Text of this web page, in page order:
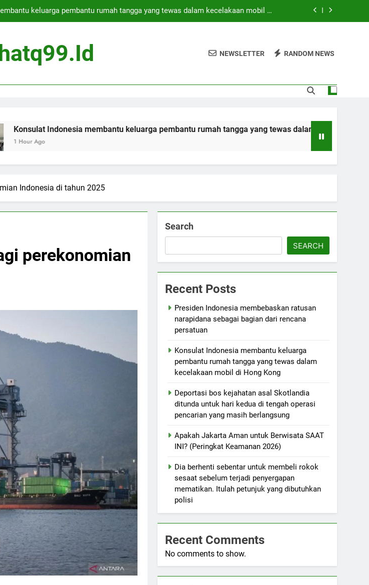
keluarga pembantu rumah tangga yang tewas dalam kecelakaan mobil di
Apakah Jakarta Aman untuk Berwisata SAAT INI? (Peringkat Keamanan 2026)
berlangsung
Apakah Jakarta Aman untuk Berwisata SAAT INI? (Peringkat Keamanan 2026)
NEWSLETTER RANDOM NEWS
membantu keluarga pembantu rumah tangga yang tewas dalam kecelakaan mobil di Hong
Indonesia di tahun 2025
perekonomian
Search
SEARCH
Recent Posts
Presiden Indonesia membebaskan ratusan
narapidana sebagai bagian dari rencana
persatuan
Konsulat Indonesia membantu keluarga
pembantu rumah tangga yang tewas dalam
kecelakaan mobil di Hong Kong
Deportasi bos kejahatan asal Skotlandia
ditunda untuk hari kedua di tengah operasi
pencarian yang masih berlangsung
Apakah Jakarta Aman untuk Berwisata SAAT
INI? (Peringkat Keamanan 2026)
Dia berhenti sebentar untuk membeli rokok
sesaat sebelum terjadi penyergapan
mematikan. Itulah petunjuk yang dibutuhkan
polisi
Recent Comments
No comments to show.